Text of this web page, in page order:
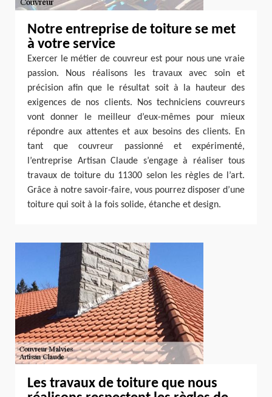
Notre entreprise de toiture se met
à votre service
Exercer le métier de couvreur est pour nous une vraie
passion. Nous réalisons les travaux avec soin et
précision afin que le résultat soit à la hauteur des
exigences de nos clients. Nos techniciens couvreurs
vont donner le meilleur d’eux-mêmes pour mieux
répondre aux attentes et aux besoins des clients. En
tant que couvreur passionné et expérimenté,
l’entreprise Artisan Claude s’engage à réaliser tous
travaux de toiture du 11300 selon les règles de l’art.
Grâce à notre savoir-faire, vous pourrez disposer d’une
toiture qui soit à la fois solide, étanche et design.
Les travaux de toiture que nous